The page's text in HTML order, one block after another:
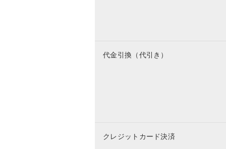
代金引換（代引き）
クレジットカード決済